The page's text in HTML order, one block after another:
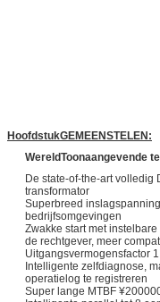
HoofdstukGEMEENSTELEN:
WereldToonaangevende
De state-of-the-art volledig
transformator
Superbreed
bedrijfsomgevingen
Zwakke start met
de rechtgever, meer
Uitgangsvermogensfactor
Intelligente zelfdiagnose,
operatielog te registreren
Super lange MTBF